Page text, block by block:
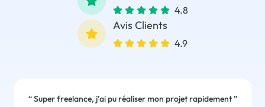
4.8
Avis Clients
4.9
“Super freelance, j’ai pu réaliser mon projet rapidement”